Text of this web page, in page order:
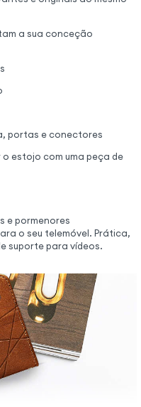
a sua conceção
portas e conectores
estojo com uma peça de
e pormenores
o seu telemóvel. Prática,
suporte para vídeos.